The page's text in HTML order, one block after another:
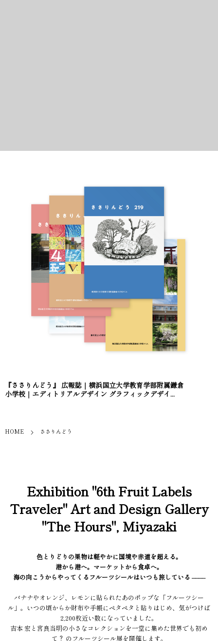
『ささりんどう』 広報誌｜横浜国立大学教育学部附属鎌倉
小学校｜エディトリアルデザイン グラフィックデザイ...
HOME ささりんどう
Exhibition "6th Fruit Labels
Traveler" Art and Design Gallery
"The Hours", Miyazaki
色とりどりの果物は軽やかに国境や赤道を超える。
港から港へ。マーケットから食卓へ。
海の向こうからやってくるフルーツシールはいつも旅している ––––
バナナやオレンジ、レモンに貼られたあのポップな「フルーツシー
ル」。いつの頃からか財布や手帳にペタペタと貼りはじめ、気がつけば
2,200枚近い数になっていました。
吉本 宏と宮良当明の小さなコレクションを一堂に集めた世界でも初め
て？ のフルーツシール展を開催します。